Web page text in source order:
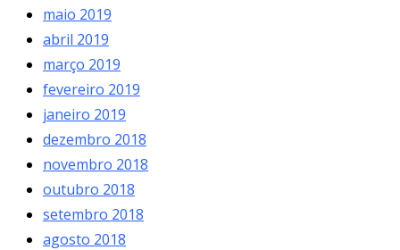
maio 2019
abril 2019
março 2019
fevereiro 2019
janeiro 2019
dezembro 2018
novembro 2018
outubro 2018
setembro 2018
agosto 2018